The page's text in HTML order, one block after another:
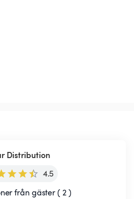
Distribution
4.5
från gäster ( 2 )